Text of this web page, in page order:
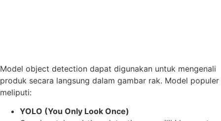
Model object detection dapat digunakan untuk mengenali
produk secara langsung dalam gambar rak. Model populer
meliputi:
YOLO (You Only Look Once)